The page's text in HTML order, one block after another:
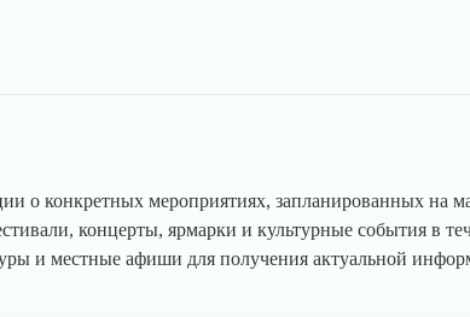
конкретных мероприятиях, запланированных на
концерты, ярмарки и культурные события в
и местные афиши для получения актуальной